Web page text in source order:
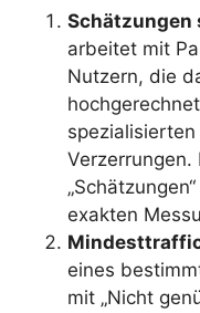
Schätzungen
arbeitet mit
Nutzern, die
Verzerrungen.
exakten
eines
mit „Nicht